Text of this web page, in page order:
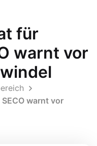
für
warnt vor
warnt vor